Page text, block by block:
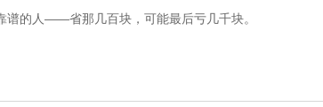
谱的人——省那几百块，可能最后亏几千块。